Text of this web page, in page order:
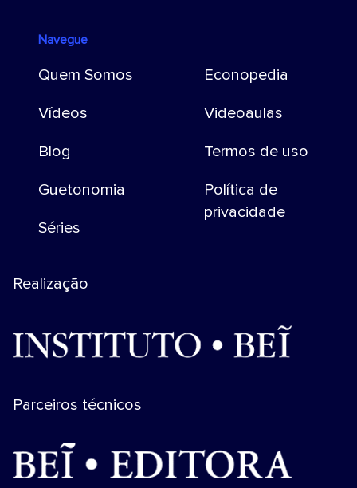
Navegue
Quem Somos
Vídeos
Blog
Guetonomia
Séries
Econopedia
Videoaulas
Termos de uso
Política de
privacidade
Realização
Parceiros técnicos